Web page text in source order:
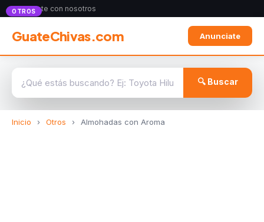
Anunciate con nosotros
GuateChivas.com Anunciate
🔍 Buscar
Inicio › Otros › Almohadas con Aroma
OTROS